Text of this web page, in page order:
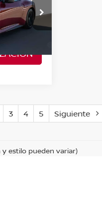
Valores:30313
3 4 5 Siguiente
y estilo pueden variar)